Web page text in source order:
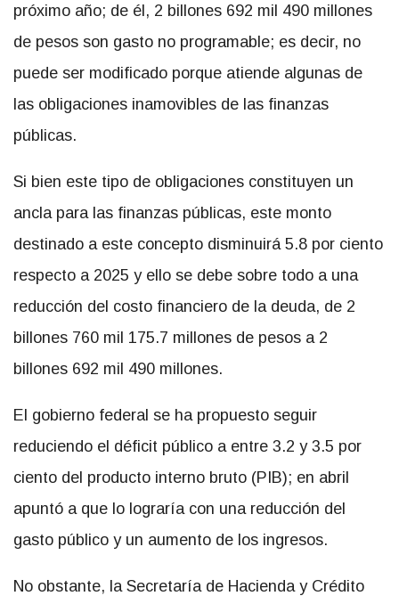
próximo año; de él, 2 billones 692 mil 490 millones
de pesos son gasto no programable; es decir, no
puede ser modificado porque atiende algunas de
las obligaciones inamovibles de las finanzas
públicas.
Si bien este tipo de obligaciones constituyen un
ancla para las finanzas públicas, este monto
destinado a este concepto disminuirá 5.8 por ciento
respecto a 2025 y ello se debe sobre todo a una
reducción del costo financiero de la deuda, de 2
billones 760 mil 175.7 millones de pesos a 2
billones 692 mil 490 millones.
El gobierno federal se ha propuesto seguir
reduciendo el déficit público a entre 3.2 y 3.5 por
ciento del producto interno bruto (PIB); en abril
apuntó a que lo lograría con una reducción del
gasto público y un aumento de los ingresos.
No obstante, la Secretaría de Hacienda y Crédito